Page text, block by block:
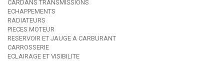
CARDANS TRANSMISSIONS
ECHAPPEMENTS
RADIATEURS
PIECES MOTEUR
RESERVOIR ET JAUGE A CARBURANT
CARROSSERIE
ECLAIRAGE ET VISIBILITE